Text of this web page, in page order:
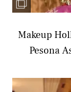
Makeup
Pesona